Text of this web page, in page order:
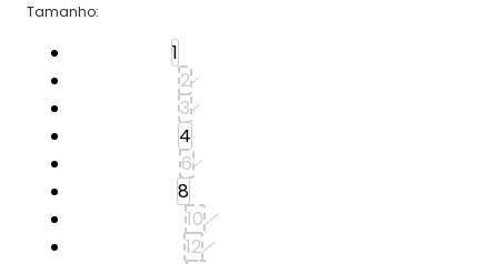
Tamanho:
1
2
3
4
6
8
10
12